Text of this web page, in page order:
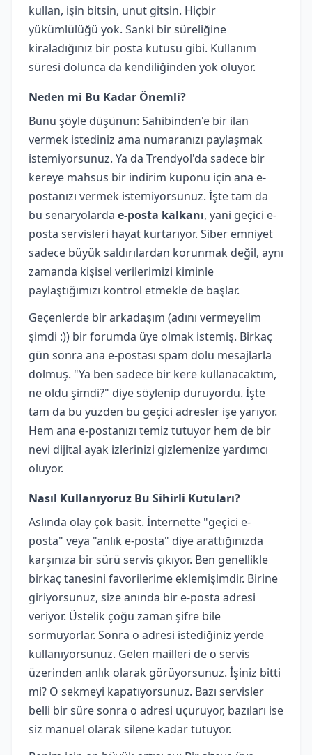
kullan, işin bitsin, unut gitsin. Hiçbir
yükümlülüğü yok. Sanki bir süreliğine
kiraladığınız bir posta kutusu gibi. Kullanım
süresi dolunca da kendiliğinden yok oluyor.
Neden mi Bu Kadar Önemli?
Bunu şöyle düşünün: Sahibinden'e bir ilan
vermek istediniz ama numaranızı paylaşmak
istemiyorsunuz. Ya da Trendyol'da sadece bir
kereye mahsus bir indirim kuponu için ana e-
postanızı vermek istemiyorsunuz. İşte tam da
bu senaryolarda e-posta kalkanı, yani geçici e-
posta servisleri hayat kurtarıyor. Siber emniyet
sadece büyük saldırılardan korunmak değil, aynı
zamanda kişisel verilerimizi kiminle
paylaştığımızı kontrol etmekle de başlar.
Geçenlerde bir arkadaşım (adını vermeyelim
şimdi :)) bir forumda üye olmak istemiş. Birkaç
gün sonra ana e-postası spam dolu mesajlarla
dolmuş. "Ya ben sadece bir kere kullanacaktım,
ne oldu şimdi?" diye söylenip duruyordu. İşte
tam da bu yüzden bu geçici adresler işe yarıyor.
Hem ana e-postanızı temiz tutuyor hem de bir
nevi dijital ayak izlerinizi gizlemenize yardımcı
oluyor.
Nasıl Kullanıyoruz Bu Sihirli Kutuları?
Aslında olay çok basit. İnternette "geçici e-
posta" veya "anlık e-posta" diye arattığınızda
karşınıza bir sürü servis çıkıyor. Ben genellikle
birkaç tanesini favorilerime eklemişimdir. Birine
giriyorsunuz, size anında bir e-posta adresi
veriyor. Üstelik çoğu zaman şifre bile
sormuyorlar. Sonra o adresi istediğiniz yerde
kullanıyorsunuz. Gelen mailleri de o servis
üzerinden anlık olarak görüyorsunuz. İşiniz bitti
mi? O sekmeyi kapatıyorsunuz. Bazı servisler
belli bir süre sonra o adresi uçuruyor, bazıları ise
siz manuel olarak silene kadar tutuyor.